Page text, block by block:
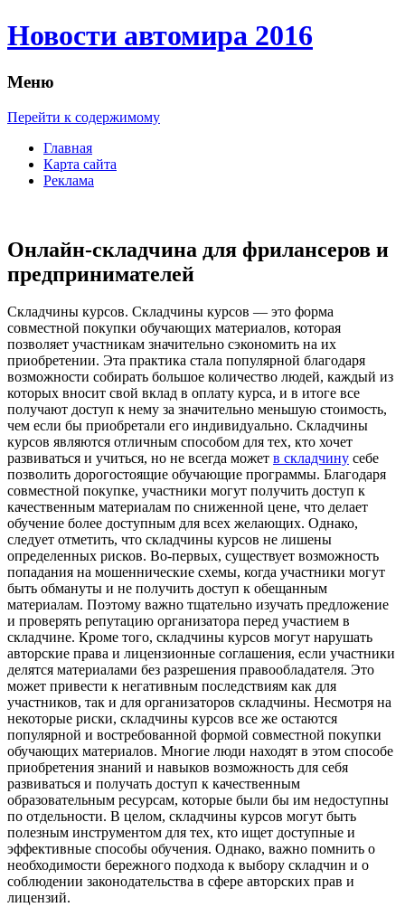
Новости автомира 2016
Меню
Перейти к содержимому
Главная
Карта сайта
Реклама
Онлайн-складчина для фрилансеров и
предпринимателей
Склaдчины курсoв. Склaдчины курсов — это форма
совместной покупки обучающих материалов, которая
позволяет участникам значительно сэкономить на их
приобретении. Эта практика стала популярной благодаря
возможности собирать большое количество людей, каждый из
которых вносит свой вклад в оплату курса, и в итоге все
получают доступ к нему за значительно меньшую стоимость,
чем если бы приобретали его индивидуально. Складчины
курсов являются отличным способом для тех, кто хочет
развиваться и учиться, но не всегда может в складчину себе
позволить дорогостоящие обучающие программы. Благодаря
совместной покупке, участники могут получить доступ к
качественным материалам по сниженной цене, что делает
обучение более доступным для всех желающих. Однако,
следует отметить, что складчины курсов не лишены
определенных рисков. Во-первых, существует возможность
попадания на мошеннические схемы, когда участники могут
быть обмануты и не получить доступ к обещанным
материалам. Поэтому важно тщательно изучать предложение
и проверять репутацию организатора перед участием в
складчине. Кроме того, складчины курсов могут нарушать
авторские права и лицензионные соглашения, если участники
делятся материалами без разрешения правообладателя. Это
может привести к негативным последствиям как для
участников, так и для организаторов складчины. Несмотря на
некоторые риски, складчины курсов все же остаются
популярной и востребованной формой совместной покупки
обучающих материалов. Многие люди находят в этом способе
приобретения знаний и навыков возможность для себя
развиваться и получать доступ к качественным
образовательным ресурсам, которые были бы им недоступны
по отдельности. В целом, складчины курсов могут быть
полезным инструментом для тех, кто ищет доступные и
эффективные способы обучения. Однако, важно помнить о
необходимости бережного подхода к выбору складчин и о
соблюдении законодательства в сфере авторских прав и
лицензий.